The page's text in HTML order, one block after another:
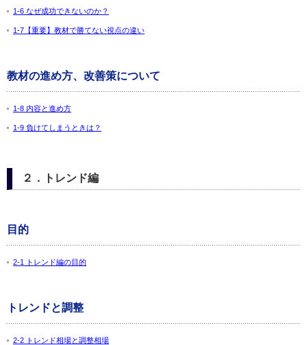
1-6 なぜ成功できないのか？
1-7【重要】教材で勝てない視点の違い
教材の進め方、改善策について
1-8 内容と進め方
1-9 負けてしまうときは？
２．トレンド編
目的
2-1 トレンド編の目的
トレンドと調整
2-2 トレンド相場と調整相場